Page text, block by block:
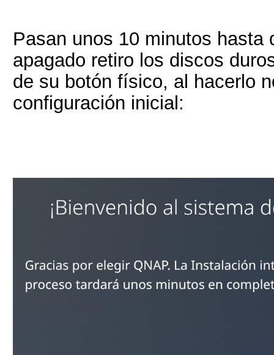
Pasan unos 10 minutos hasta
apagado retiro los discos
de su botón físico, al hacerlo
configuración inicial: